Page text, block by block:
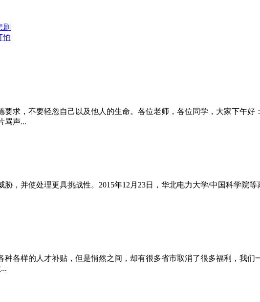
剧
怕
求，不要轻忽自己以及他人的生命。各位老师，各位同学，大家下午好
骂声...
，并使处理更具挑战性。2015年12月23日，华北电力大学/中国科学院
各样的人才补贴，但是悄然之间，却有很多省市取消了很多福利，我们